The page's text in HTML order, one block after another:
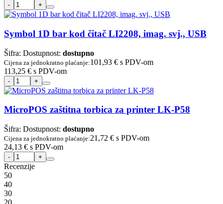
Symbol 1D bar kod čitač LI2208, imag. svj., USB
Šifra: Dostupnost: dostupno
Cijena za jednokratno plaćanje:101,93 € s PDV-om
113,25 € s PDV-om
MicroPOS zaštitna torbica za printer LK-P58
Šifra: Dostupnost: dostupno
Cijena za jednokratno plaćanje:21,72 € s PDV-om
24,13 € s PDV-om
Recenzije
50
40
30
20